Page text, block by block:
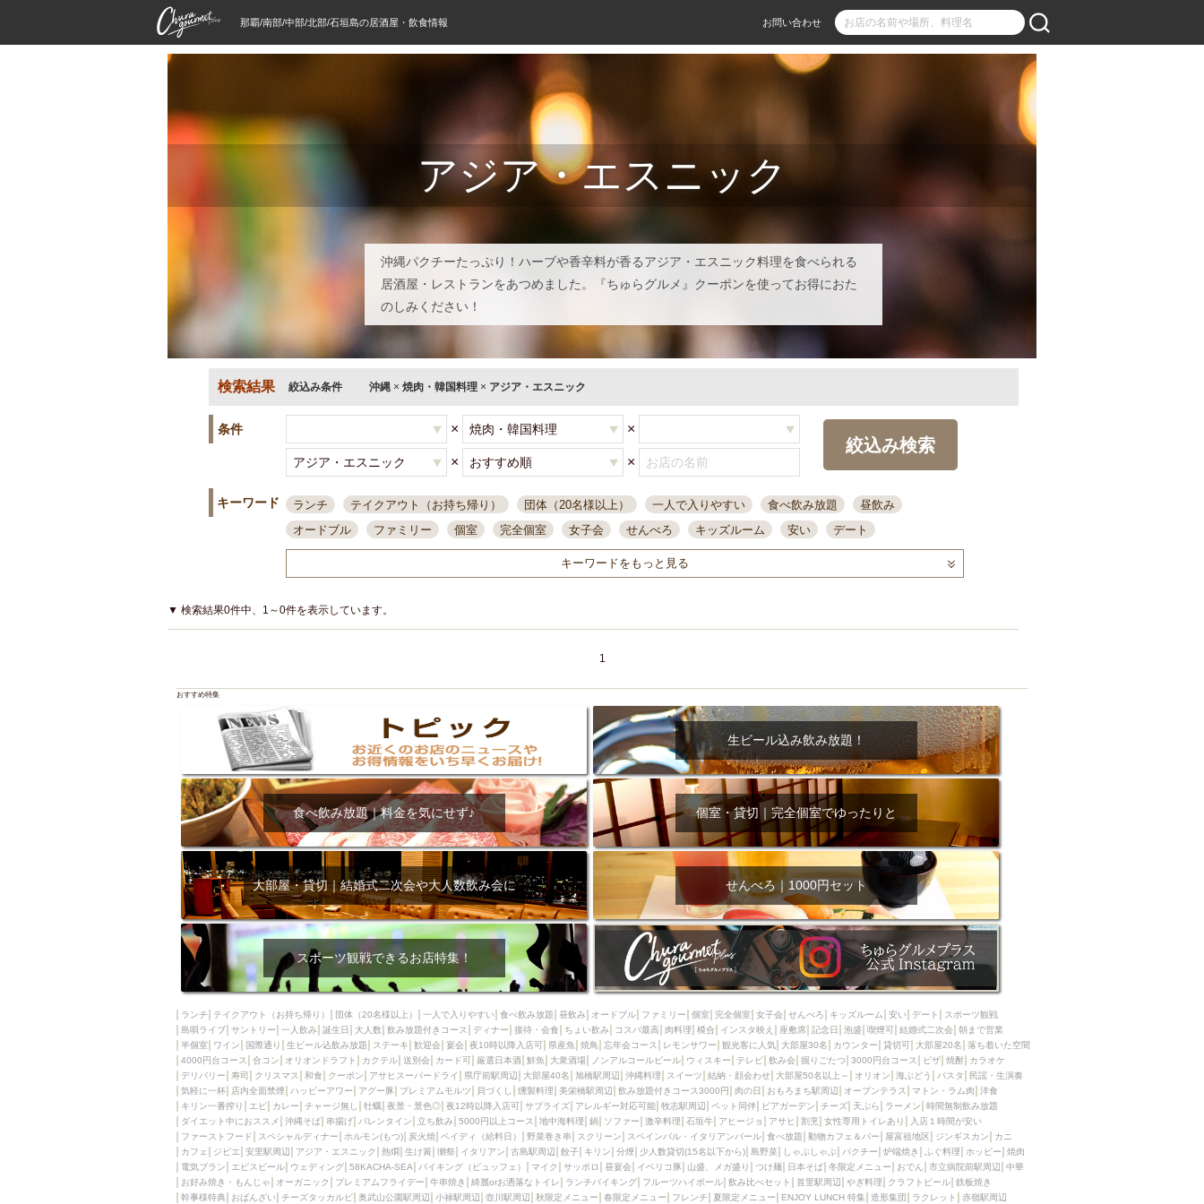
那覇/南部/中部/北部/石垣島の居酒屋・飲食情報 お問い合わせ
アジア・エスニック
沖縄パクチーたっぷり！ハーブや香辛料が香るアジア・エスニック料理を食べられる
居酒屋・レストランをあつめました。『ちゅらグルメ』クーポンを使ってお得におた
のしみください！
検索結果 絞込み条件 沖縄 × 焼肉・韓国料理 × アジア・エスニック
条件 × ×
× ×
絞込み検索
キーワード ランチ テイクアウト（お持ち帰り） 団体（20名様以上） 一人で入りやすい 食べ飲み放題
昼飲み
オードブル
ファミリー 個室 完全個室 女子会 せんべろ キッズルーム 安い
デート
一人飲み 誕生日 大人数
接待・会食
ちょい飲み コスパ最高 肉料理 模合 インスタ映え 座敷席 記念日 泡盛
喫煙可
結婚式二次会
夜10時以降入店可
県産魚 焼鳥 忘年会コース レモンサワー 観光客に人気 大部屋30名
カウンター
4000円台コース
デリバリー 寿司 クリスマス 和食
クーポン
アサヒスーパードライ
県庁前駅周辺 旭橋駅周辺 沖縄料理 スイーツ
結納・顔会わせ
大部屋50名以上～
オリオン 海ぶどう 民謡・生演奏 気軽に一杯
店内全面禁煙
ハッピーアワー
アグー豚 プレミアムモルツ 貝づくし 燻製料理
美栄橋駅周辺
飲み放題付きコース3000円
肉の日 おもろまち駅周辺 オープンテラス マトン・ラム肉
洋食
キリン一番搾り
エビ カレー チャージ無し 牡蠣 夜景・景色◎ 夜12時以降入店可
サプライズ
アレルギー対応可能
牧志駅周辺 ペット同伴 ビアガーデン 天ぷら
時間無制飲み放題
ダイエット中におススメ
沖縄そば 串揚げ バレンタイン 立ち飲み 5000円以上コース 地中海料理
鍋
ソファー
激辛料理 石垣牛 アヒージョ アサヒ 割烹 女性専用トイレあり
入店１時間が安い
ファーストフード
スペシャルディナー ホルモン(もつ) 炭火焼 ペイディ（給料日）
野菜巻き串
スクリーン
スペインバル・イタリアンバール 食べ放題 動物カフェ＆バー 屋富祖地区
ジンギスカン
カニ
カフェ ジビエ 安里駅周辺 アジア・エスニック 熱燗 生け簀 獺祭 イタリアン
古島駅周辺
分煙 少人数貸切(15名以下から) しゃぶしゃぶ パクチー 炉端焼き
ふぐ料理
ホッピー
焼肉 電気ブラン エビスビール ウェディング 58KACHA-SEA
バイキング（ビュッフェ）
マイク
サッポロ 昼宴会 イベリコ豚 山盛、メガ盛り つけ麺 日本そば 冬限定メニュー
おでん
市立病院前駅周辺
中華 お好み焼き・もんじゃ オーガニック プレミアムフライデー
牛串焼き
綺麗orお洒落なトイレ
ランチバイキング フルーツハイボール 飲み比べセット 首里駅周辺
やぎ料理
クラフトビール
鉄板焼き 幹事様特典 おばんざい チーズタッカルビ 奥武山公園駅周辺
小禄駅周辺
壺川駅周辺
秋限定メニュー 春限定メニュー フレンチ 夏限定メニュー ENJOY LUNCH 特集
造形集団
ラクレット
赤嶺駅周辺 シードル 那覇空港駅周辺 儀保駅周辺
キーワードをもっと見る
▼ 検索結果0件中、1～0件を表示しています。
1
おすすめ特集
生ビール込み飲み放題！
食べ飲み放題｜料金を気にせず♪ 個室・貸切｜完全個室でゆったりと
大部屋・貸切｜結婚式二次会や大人数飲み会に せんべろ｜1000円セット
スポーツ観戦できるお店特集！
ランチ テイクアウト（お持ち帰り） 団体（20名様以上） 一人で入りやすい 食べ飲み放題 昼飲み オードブル ファミリー 個室 完全個室 女子会 せんべろ キッズルーム 安い デート
スポーツ観戦
島唄ライブ サントリー 一人飲み 誕生日 大人数 飲み放題付きコース ディナー 接待・会食 ちょい飲み コスパ最高 肉料理 模合 インスタ映え 座敷席 記念日 泡盛 喫煙可 結婚式二次会 朝まで営業
半個室
ワイン 国際通り 生ビール込飲み放題 ステーキ 歓迎会 宴会 夜10時以降入店可 県産魚 焼鳥 忘年会コース レモンサワー 観光客に人気 大部屋30名 カウンター 貸切可 大部屋20名
落ち着いた空間
4000円台コース
合コン オリオンドラフト カクテル 送別会 カード可 厳選日本酒 鮮魚 大衆酒場 ノンアルコールビール ウィスキー テレビ 飲み会 掘りごたつ 3000円台コース ピザ 焼酎
カラオケ
デリバリー
寿司 クリスマス 和食 クーポン アサヒスーパードライ 県庁前駅周辺 大部屋40名 旭橋駅周辺 沖縄料理 スイーツ 結納・顔会わせ 大部屋50名以上～ オリオン 海ぶどう パスタ
民謡・生演奏
気軽に一杯
店内全面禁煙 ハッピーアワー アグー豚 プレミアムモルツ 貝づくし 燻製料理 美栄橋駅周辺 飲み放題付きコース3000円 肉の日 おもろまち駅周辺 オープンテラス マトン・ラム肉
洋食
キリン一番搾り
エビ カレー チャージ無し 牡蠣 夜景・景色◎ 夜12時以降入店可 サプライズ アレルギー対応可能 牧志駅周辺 ペット同伴 ビアガーデン チーズ 天ぷら ラーメン
時間無制飲み放題
ダイエット中におススメ
沖縄そば 串揚げ バレンタイン 立ち飲み 5000円以上コース 地中海料理 鍋 ソファー 激辛料理 石垣牛 アヒージョ アサヒ 割烹 女性専用トイレあり
入店１時間が安い
ファーストフード
スペシャルディナー ホルモン(もつ) 炭火焼 ペイディ（給料日） 野菜巻き串 スクリーン スペインバル・イタリアンバール 食べ放題 動物カフェ＆バー 屋富祖地区 ジンギスカン
カニ
カフェ
ジビエ 安里駅周辺 アジア・エスニック 熱燗 生け簀 獺祭 イタリアン 古島駅周辺 餃子 キリン 分煙 少人数貸切(15名以下から) 島野菜 しゃぶしゃぶ パクチー 炉端焼き ふぐ料理 ホッピー
焼肉
電気ブラン
エビスビール ウェディング 58KACHA-SEA バイキング（ビュッフェ） マイク サッポロ 昼宴会 イベリコ豚 山盛、メガ盛り つけ麺 日本そば 冬限定メニュー おでん 市立病院前駅周辺
中華
お好み焼き・もんじゃ
オーガニック プレミアムフライデー 牛串焼き 綺麗orお洒落なトイレ ランチバイキング フルーツハイボール 飲み比べセット 首里駅周辺 やぎ料理 クラフトビール 鉄板焼き
幹事様特典
おばんざい チーズタッカルビ 奥武山公園駅周辺 小禄駅周辺 壺川駅周辺 秋限定メニュー 春限定メニュー フレンチ 夏限定メニュー ENJOY LUNCH 特集 造形集団 ラクレット 赤嶺駅周辺